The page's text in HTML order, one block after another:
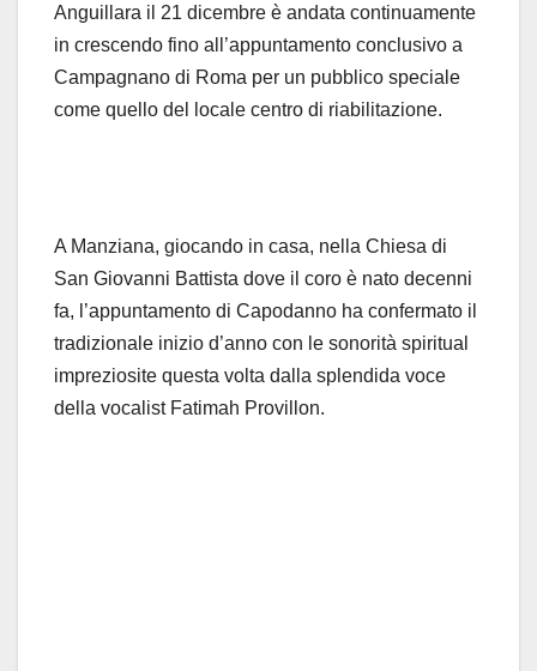
Anguillara il 21 dicembre è andata continuamente
in crescendo fino all’appuntamento conclusivo a
Campagnano di Roma per un pubblico speciale
come quello del locale centro di riabilitazione.
A Manziana, giocando in casa, nella Chiesa di
San Giovanni Battista dove il coro è nato decenni
fa, l’appuntamento di Capodanno ha confermato il
tradizionale inizio d’anno con le sonorità spiritual
impreziosite questa volta dalla splendida voce
della vocalist Fatimah Provillon.